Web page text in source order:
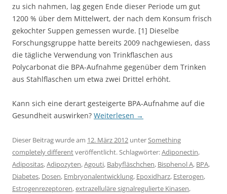
zu sich nahmen, lag gegen Ende dieser Periode um gut
1200 % über dem Mittelwert, der nach dem Konsum frisch
gekochter Suppen gemessen wurde. [1] Dieselbe
Forschungsgruppe hatte bereits 2009 nachgewiesen, dass
die tägliche Verwendung von Trinkflaschen aus
Polycarbonat die BPA-Aufnahme gegenüber dem Trinken
aus Stahlflaschen um etwa zwei Drittel erhöht.
Kann sich eine derart gesteigerte BPA-Aufnahme auf die
Gesundheit auswirken? Weiterlesen →
Dieser Beitrag wurde am 12. März 2012 unterSomething
completely differentveröffentlicht. Schlagwörter:Adiponectin,
Adipositas,Adipozyten,Agouti, Babyfläschchen, Bisphenol A, BPA,
Diabetes, Dosen, Embryonalentwicklung, Epoxidharz, Esterogen,
Estrogenrezeptoren,extrazelluläre signalregulierte Kinasen,